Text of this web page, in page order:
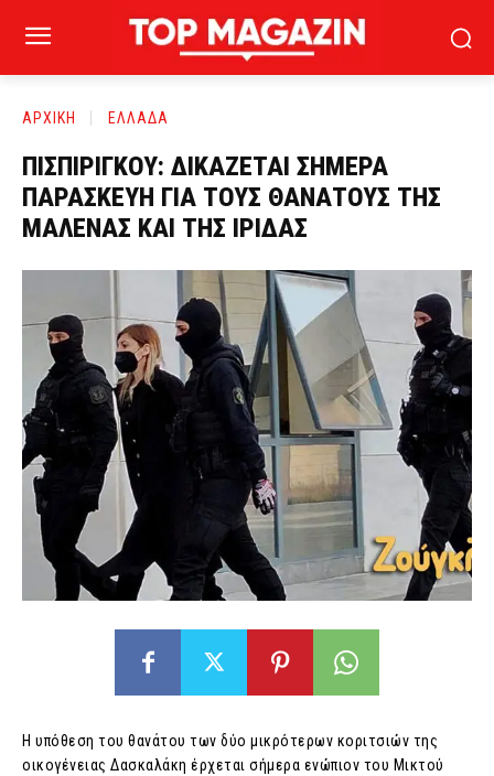
ΑΡΧΙΚΗ ΕΛΛΑΔΑ
ΠΙΣΠΙΡΙΓΚΟΥ: ΔΙΚΑΖΕΤΑΙ ΣΗΜΕΡΑ
ΠΑΡΑΣΚΕΥΗ ΓΙΑ ΤΟΥΣ ΘΑΝΑΤΟΥΣ ΤΗΣ
ΜΑΛΕΝΑΣ ΚΑΙ ΤΗΣ ΙΡΙΔΑΣ
Η υπόθεση του θανάτου των δύο μικρότερων κοριτσιών της
οικογένειας Δασκαλάκη έρχεται σήμερα ενώπιον του Μικτού